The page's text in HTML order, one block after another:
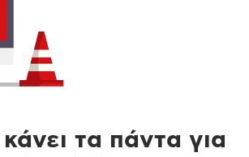
τα πάντα για